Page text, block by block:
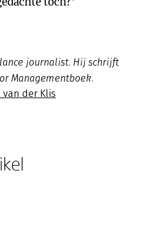
journalist. Hij schrijft
Managementboek.
van der Klis